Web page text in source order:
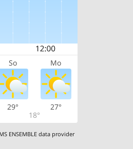
So Mo
29°
18°
27°
ENSEMBLE data provider